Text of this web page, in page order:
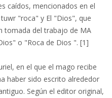
caídos, mencionados en el
"roca" y El "Dios", que
tomada del trabajo de MA
o "Roca de Dios ". [1]
en el que el mago recibe
haber sido escrito alrededor
Según el editor original,